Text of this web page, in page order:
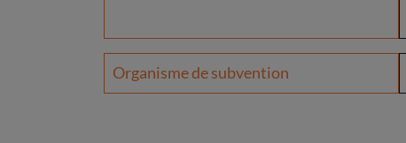
Organisme de subvention